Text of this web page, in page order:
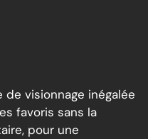
de visionnage inégalée
favoris sans la
pour une